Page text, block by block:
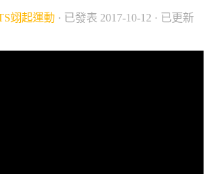
翊起運動 · 已發表 2017-10-12 · 已更新